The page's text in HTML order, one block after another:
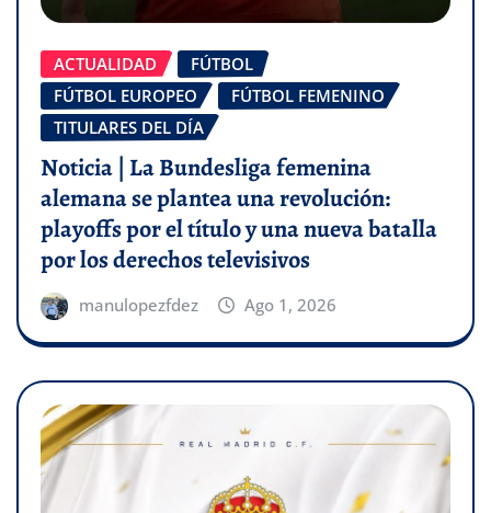
ACTUALIDAD
FÚTBOL
FÚTBOL EUROPEO
FÚTBOL FEMENINO
TITULARES DEL DÍA
Noticia | La Bundesliga femenina
alemana se plantea una revolución:
playoffs por el título y una nueva batalla
por los derechos televisivos
manulopezfdez Ago 1, 2026